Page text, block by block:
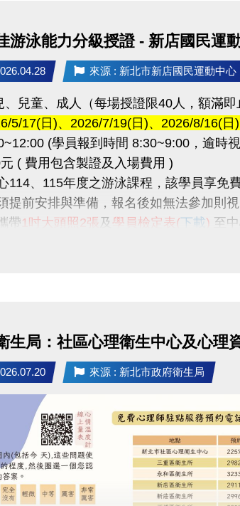
泳能力分級授證 - 新店國民運
來源 : 新北市新店國民運動中心
、兒童、成人（每場授證限40人，額滿即
5/17(日)、2026/7/19(日)、2026/8/16(日)
(學員報到時間 8:30~9:00，逾時
( 費用包含製證及入場費用 )
114、115年度之游泳課程，該學員享免
提前安排與準備，報名後如無法參加則
帶1吋大頭照2張及 學員檢定表(下載) 至
級檢定
發合格證書
容傳送門 https://reurl.cc/Wbxkry
名陪同者免費入場 (須年滿18歲)，第2名 (
】
，須由1名成年家長陪同入場，該名陪
票。
生局：社區心理衛生中心及心理
來源 : 新北市政府衛生局